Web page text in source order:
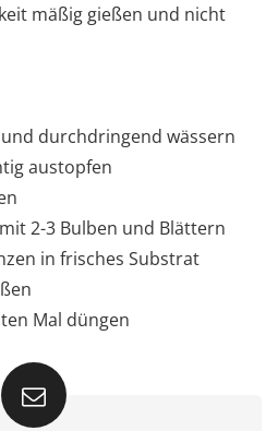
mäßig gießen und nicht
durchdringend wässern
austopfen
2-3 Bulben und Blättern
in frisches Substrat
Mal düngen